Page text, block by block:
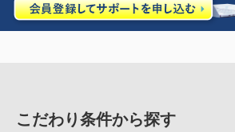
こだわり条件から探す